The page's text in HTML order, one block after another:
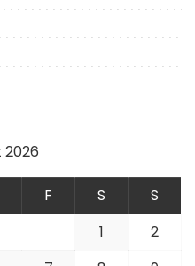
2026
F S
S
1
2